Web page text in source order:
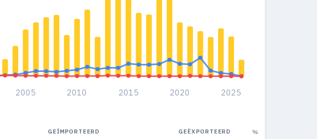
2005 2010 2015 2020 2025
GEÏMPORTEERD GEËXPORTEERD %